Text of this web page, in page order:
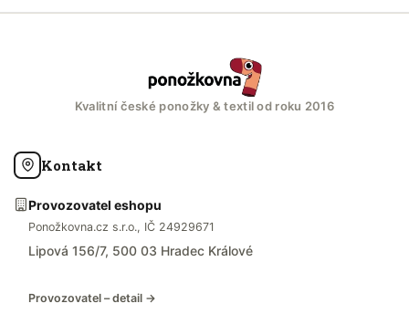
Kvalitní české ponožky & textil od roku 2016
Kontakt
Provozovatel eshopu
Ponožkovna.cz s.r.o., IČ 24929671
Lipová 156/7, 500 03 Hradec Králové
Provozovatel – detail →